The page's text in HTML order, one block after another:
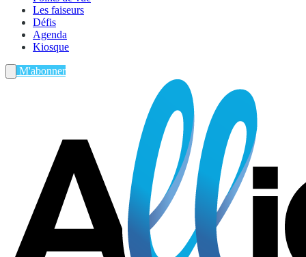
Les faiseurs
Défis
Agenda
Kiosque
M'abonner